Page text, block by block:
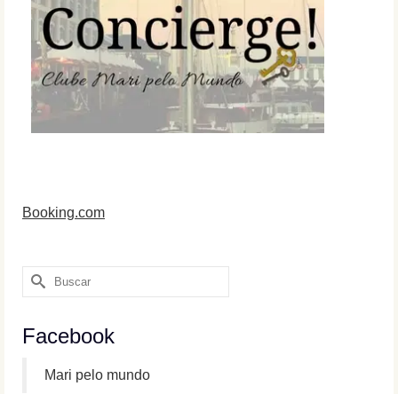
Booking.com
Buscar
por:
Facebook
Mari pelo mundo